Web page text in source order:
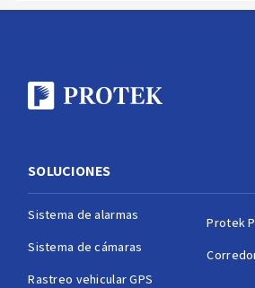
SOLUCIONES
Sistema de alarmas
Sistema de cámaras
Rastreo vehicular GPS
Protek